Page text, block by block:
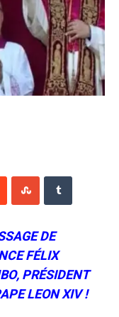
DE
FÉLIX
PRÉSIDENT
LEON XIV !